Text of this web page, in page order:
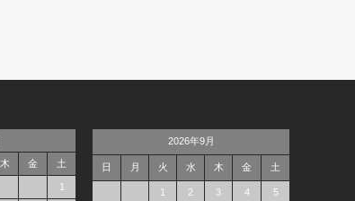
木 金 土
1
2026年9月
日 月 火 水 木 金 土
1 2 3 4 5